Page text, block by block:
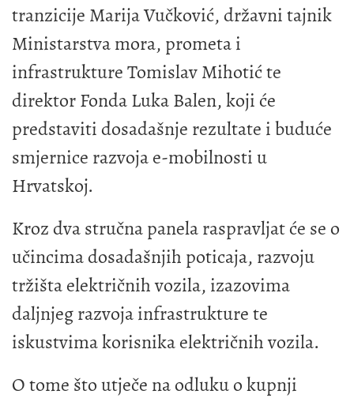
tranzicije Marija Vučković, državni tajnik
Ministarstva mora, prometa i
infrastrukture Tomislav Mihotić te
direktor Fonda Luka Balen, koji će
predstaviti dosadašnje rezultate i buduće
smjernice razvoja e-mobilnosti u
Hrvatskoj.
Kroz dva stručna panela raspravljat će se o
učincima dosadašnjih poticaja, razvoju
tržišta električnih vozila, izazovima
daljnjeg razvoja infrastrukture te
iskustvima korisnika električnih vozila.
O tome što utječe na odluku o kupnji